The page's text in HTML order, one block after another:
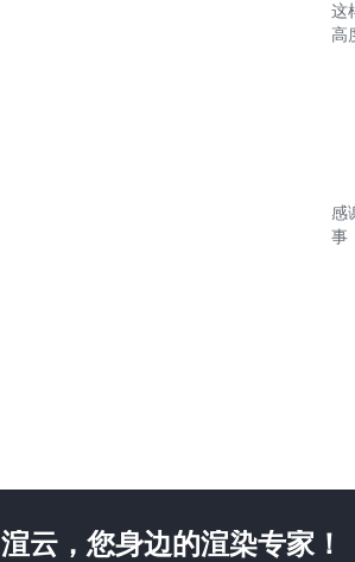
这
高
感
事
渲云，您身边的渲染专家！